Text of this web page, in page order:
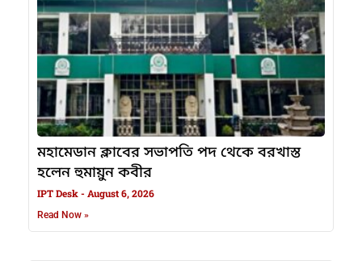
মহামেডান ক্লাবের সভাপতি পদ থেকে বরখাস্ত
হলেন হুমায়ুন কবীর
IPT Desk August 6, 2026
Read Now »